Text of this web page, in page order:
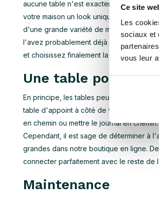
Ce site
Les
sociaux et
vous leur
aucune table n'est exactement la
votre maison un look unique que vous
d'une grande variété de matériaux, tels
l'avez probablement déjà conclu,
et choisissez finalement la table HKliving
Une table pour
En principe, les tables peuvent être
table d'appoint à côté de votre canapé
en chemin ou mettre le journal en
Cependant, il est sage de déterminer à
grandes dans notre boutique en ligne.
connecter parfaitement avec le reste de
Maintenance